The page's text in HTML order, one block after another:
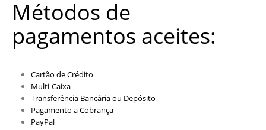
Métodos de
pagamentos aceites:
Cartão de Crédito
Multi-Caixa
Transferência Bancária ou Depósito
Pagamento a Cobrança
PayPal